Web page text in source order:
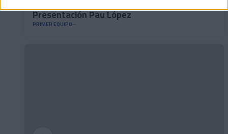
Presentación Pau López
PRIMER EQUIPO